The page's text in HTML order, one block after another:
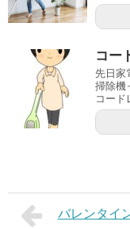
コー
先日家
掃除機
コード
バレンタイ